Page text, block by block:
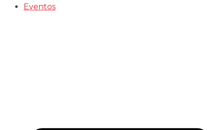
Eventos